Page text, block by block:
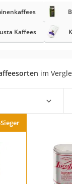
Kaffees
im